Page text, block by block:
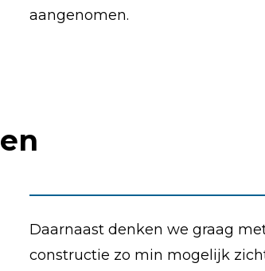
aangenomen.
Daarnaast denken we graag
constructie zo min mogelijk